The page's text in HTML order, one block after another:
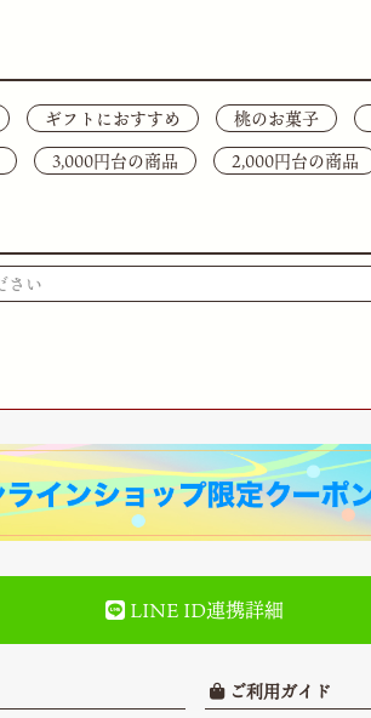
ギフトにおすすめ 桃のお菓子
3,000円台の商品 2,000円台の商品
LINE ID連携詳細
ご利用ガイド